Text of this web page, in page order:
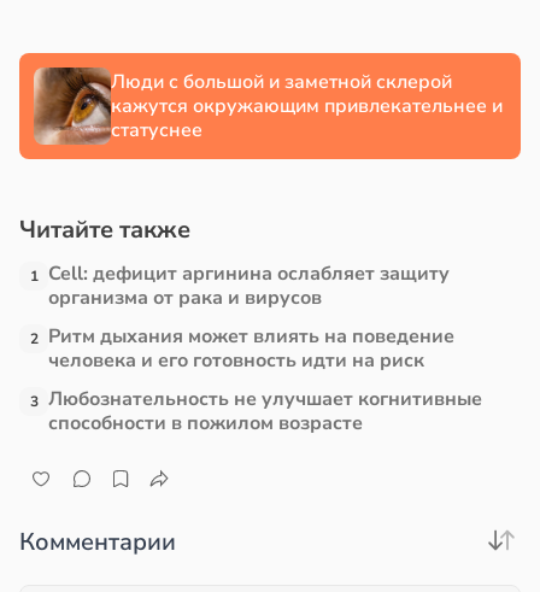
Люди с большой и заметной склерой
кажутся окружающим привлекательнее и
статуснее
Читайте также
1 Cell: дефицит аргинина ослабляет защиту
организма от рака и вирусов
2 Ритм дыхания может влиять на поведение
человека и его готовность идти на риск
3 Любознательность не улучшает когнитивные
способности в пожилом возрасте
Комментарии